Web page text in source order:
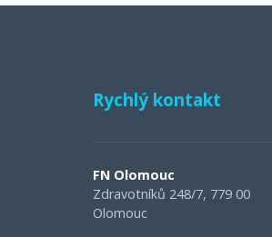
Rychlý kontakt
FN Olomouc
Zdravotníků 248/7, 779 00
Olomouc